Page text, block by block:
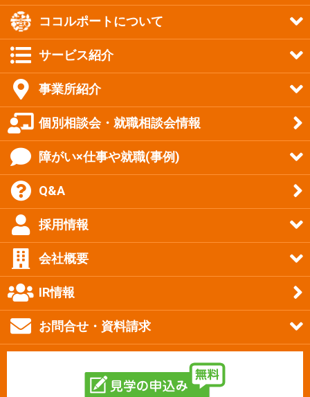
ココルポートについて
サービス紹介
事業所紹介
個別相談会・就職相談会情報
障がい×仕事や就職(事例)
Q&A
採用情報
会社概要
IR情報
お問合せ・資料請求